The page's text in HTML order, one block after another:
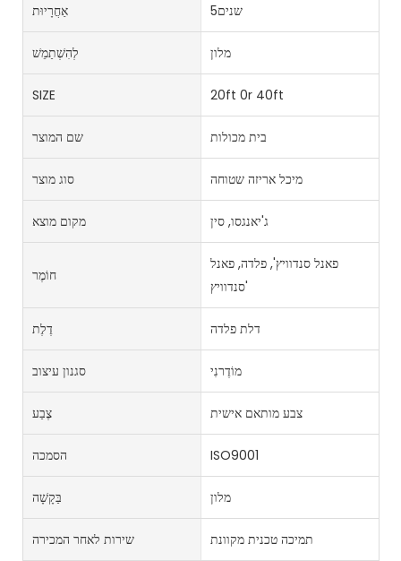
אַחֲרָיוּת שנים5
לְהִשְׁתַמֵשׁ מלון
SIZE 20ft 0r 40ft
שם המוצר בית מכולות
סוג מוצר מיכל אריזה שטוחה
מקום מוצא ג'יאנגסו, סין
חוֹמֶר
פאנל סנדוויץ', פלדה, פאנל
סנדוויץ'
דֶלֶת דלת פלדה
סגנון עיצוב מוֹדֶרנִי
צֶבַע צבע מותאם אישית
הסמכה ISO9001
בַּקָשָׁה מלון
שירות לאחר המכירה תמיכה טכנית מקוונת